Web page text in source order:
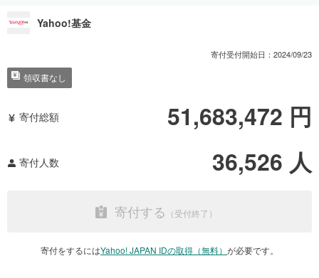
Yahoo!基金
寄付受付開始日： 2024/09/23
領収書なし
寄付総額 51,683,472 円
寄付人数 36,526 人
寄付する
寄付をするにはYahoo! JAPAN IDの取得（無料） が必要です。